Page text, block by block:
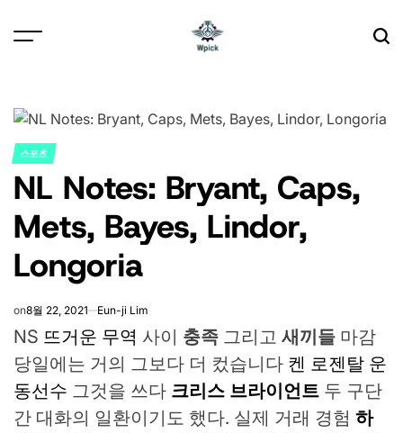
POSTED
IN
스포츠
NL Notes: Bryant, Caps,
Mets, Bayes, Lindor,
Longoria
on8월 22, 2021 Eun-ji Lim
NS 뜨거운 무역 사이 충족 그리고 새끼들 마감
당일에는 거의 그보다 더 컸습니다 켄 로젠탈 운
동선수 그것을 쓰다 크리스 브라이언트 두 구단
간 대화의 일환이기도 했다. 실제 거래 경험 하